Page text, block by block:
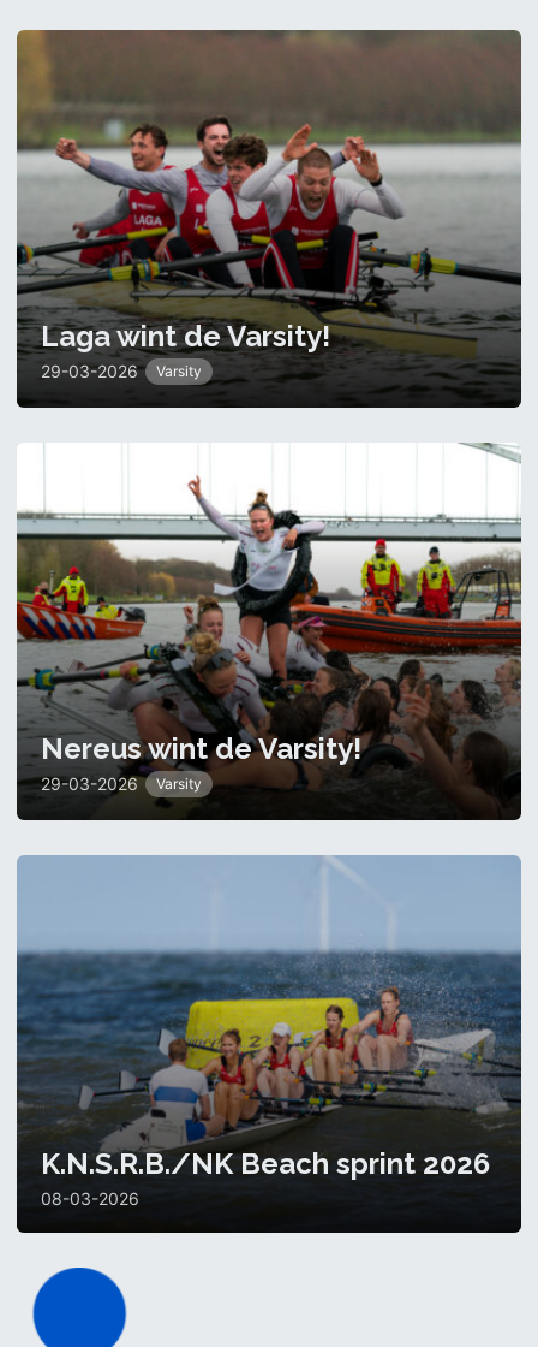
Laga wint de Varsity!
29-03-2026 Varsity
Nereus wint de Varsity!
29-03-2026 Varsity
K.N.S.R.B./NK Beach sprint 2026
08-03-2026